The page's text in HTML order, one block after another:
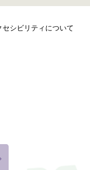
セシビリティについて